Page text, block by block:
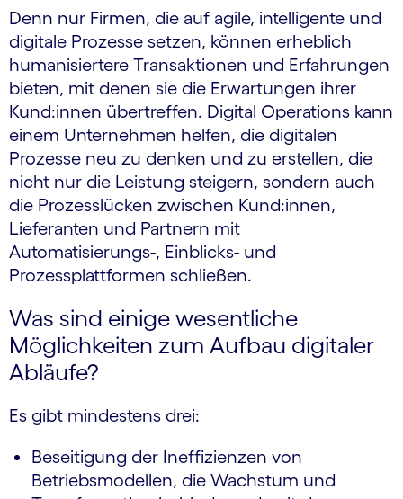
Denn nur Firmen, die auf agile, intelligente und
digitale Prozesse setzen, können erheblich
humanisiertere Transaktionen und Erfahrungen
bieten, mit denen sie die Erwartungen ihrer
Kund:innen übertreffen. Digital Operations kann
einem Unternehmen helfen, die digitalen
Prozesse neu zu denken und zu erstellen, die
nicht nur die Leistung steigern, sondern auch
die Prozesslücken zwischen Kund:innen,
Lieferanten und Partnern mit
Automatisierungs-, Einblicks- und
Prozessplattformen schließen.
Was sind einige wesentliche
Möglichkeiten zum Aufbau digitaler
Abläufe?
Es gibt mindestens drei:
Beseitigung der Ineffizienzen von
Betriebsmodellen, die Wachstum und